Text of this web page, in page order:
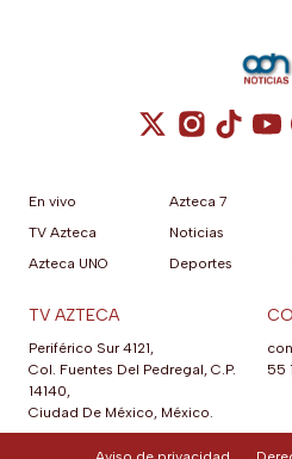
Cuenta de X
Cuenta
En vivo
TV Azteca
Azteca UNO
Azteca 7
Noticias
Deportes
TV AZTECA
Periférico Sur 4121,
Col. Fuentes Del Pedregal, C.P.
14140,
Ciudad De México, México.
55